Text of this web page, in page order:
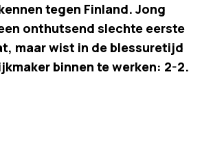
tegen Finland. Jong
onthutsend slechte eerste
maar wist in de blessuretijd
binnen te werken: 2-2.